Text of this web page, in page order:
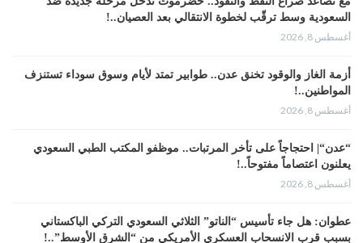
السعودية وسط ترقّب لخطوة الانتقالي بعد العصيان..!
أغسطس 8, 2026
أزمة الغاز والوقود تخنق عدن.. طوابير تمتد لأيام وسوق سوداء تستنزف
المواطنين..!
أغسطس 8, 2026
“عدن“| احتجاجاً على تأخر المرتبات.. موظفو المكتب الطبي السعودي
يعلنون اعتصاماً مفتوحاً..!
أغسطس 8, 2026
عطوان: هل جاء تأسيس “الناتو” الثلاثي السعودي التركي الباكستاني
بسبب قرب الانسحاب العسكري الأمريكي من “الشرق الأوسط”..!